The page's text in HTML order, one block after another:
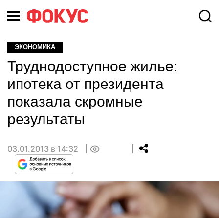
ЭКОНОМИКА
Труднодоступное жилье:
ипотека от президента
показала скромные
результаты
03.01.2013 в 14:32